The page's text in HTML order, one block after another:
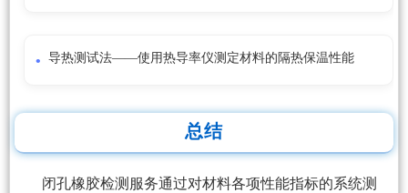
导热测试法——使用热导率仪测定材料的隔热保温性能
总结
闭孔橡胶检测服务通过对材料各项性能指标的系统测